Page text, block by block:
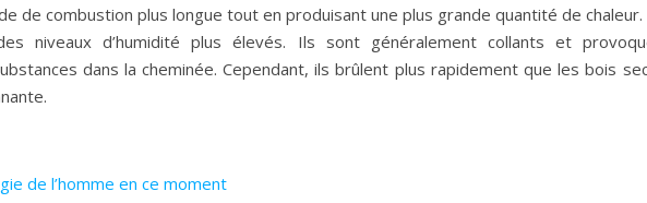
de combustion plus longue tout en produisant une plus grande quantité de chaleur.
niveaux d’humidité plus élevés. Ils sont généralement collants et
dans la cheminée. Cependant, ils brûlent plus rapidement que les bois
de l’homme en ce moment